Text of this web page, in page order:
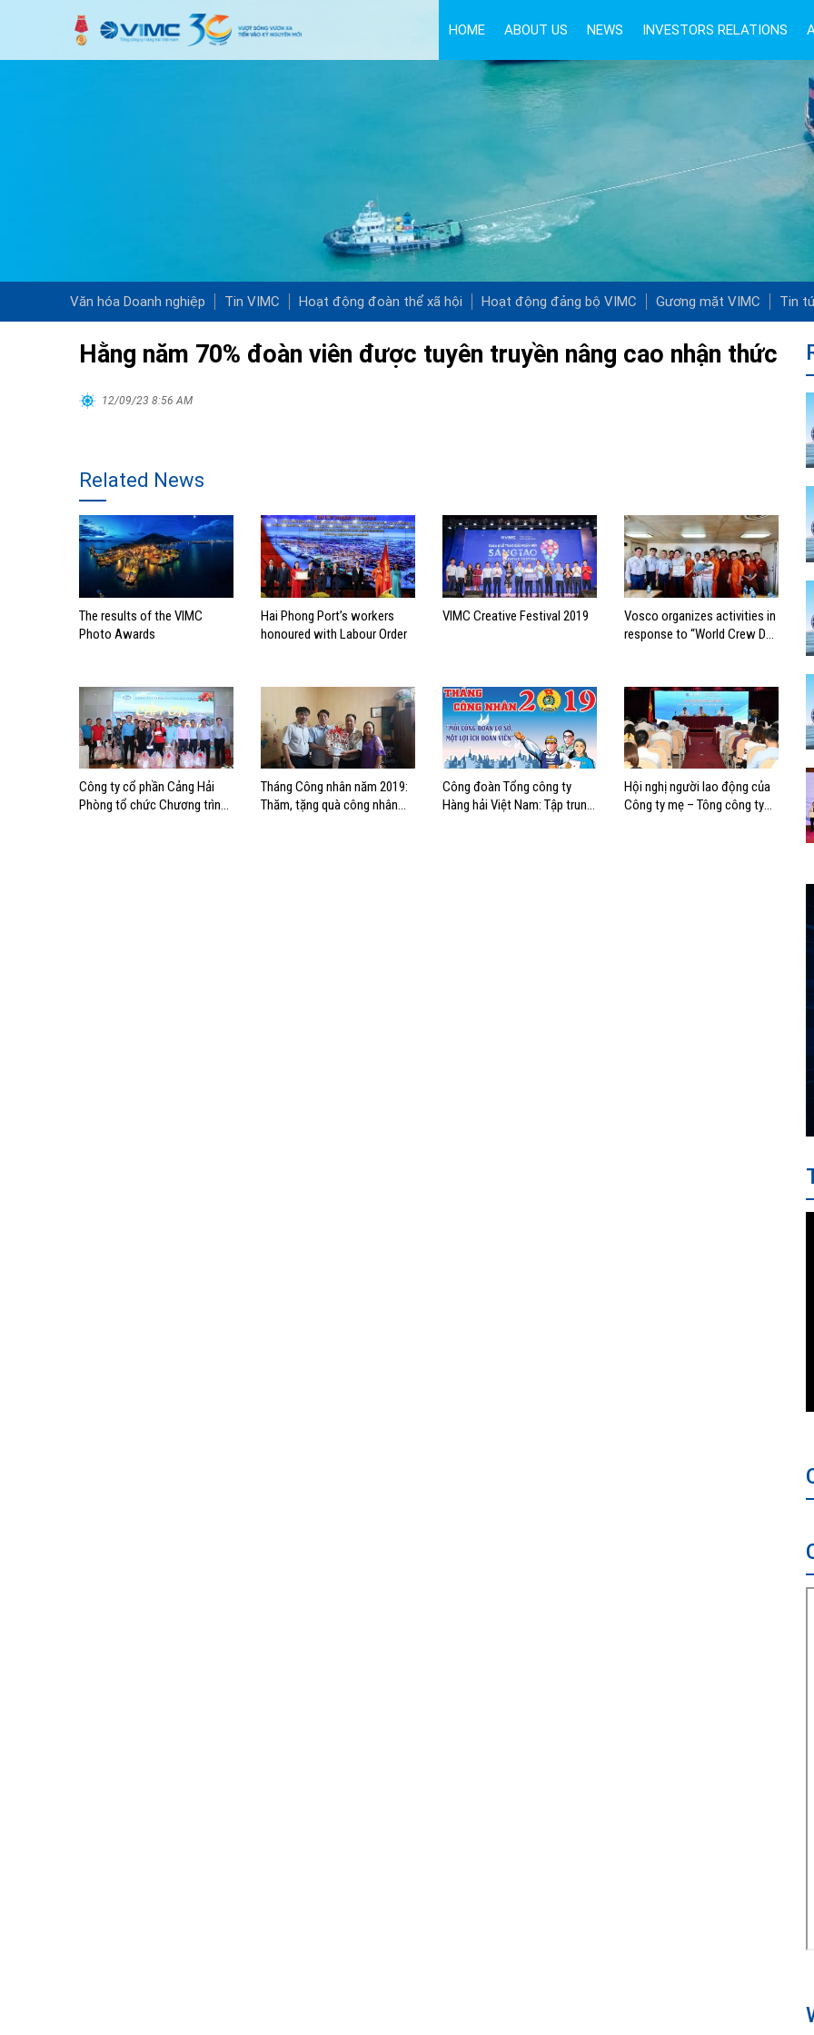
HOME ABOUT US NEWS INVESTORS RELATIONS
Văn hóa Doanh nghiệp Tin VIMC Hoạt động đoàn thể xã hội Hoạt động đảng bộ VIMC Gương mặt VIMC Tin
Hằng năm 70% đoàn viên được tuyên truyền nâng cao nhận thức
12/09/23 8:56 AM
Related News
The results of the VIMC
Photo Awards
Hai Phong Port’s workers
honoured with Labour Order
VIMC Creative Festival 2019
Vosco organizes activities in
response to “World Crew Day
Công ty cổ phần Cảng Hải
Phòng tổ chức Chương trình
Tháng Công nhân năm 2019:
Thăm, tặng quà công nhân
Công đoàn Tổng công ty
Hàng hải Việt Nam: Tập trung
Hội nghị người lao động của
Công ty mẹ – Tông công ty